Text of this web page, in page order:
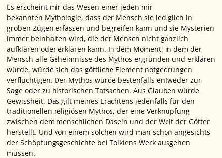
Es erscheint mir das Wesen einer jeden mir
bekannten Mythologie, dass der Mensch sie lediglich in
groben Zügen erfassen und begreifen kann und sie Mysterien
immer beinhalten wird, die der Mensch nicht gänzlich
aufklären oder erklären kann. In dem Moment, in dem der
Mensch alle Geheimnisse des Mythos ergründen und erklären
würde, würde sich das göttliche Element notgedrungen
verflüchtigen. Der Mythos würde bestenfalls entweder zur
Sage oder zu historischen Tatsachen. Aus Glauben würde
Gewissheit. Das gilt meines Erachtens jedenfalls für den
traditionellen religiösen Mythos, der eine Verknüpfung
zwischen dem menschlichen Dasein und der Welt der Götter
herstellt. Und von einem solchen wird man schon angesichts
der Schöpfungsgeschichte bei Tolkiens Werk ausgehen
müssen.